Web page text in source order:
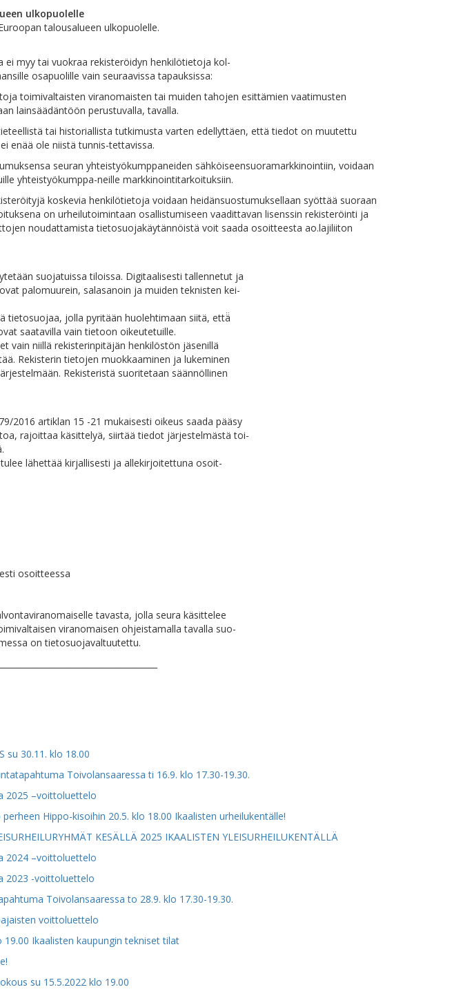
ulkopuolelle
talousalueen ulkopuolelle.
ei myy tai vuokraa rekisteröidyn henkilötietoja kol-
osapuolille vain seuraavissa tapauksissa:
toimivaltaisten viranomaisten tai muiden tahojen esittämien vaatimusten
lainsäädäntöön perustuvalla, tavalla.
tai historiallista tutkimusta varten edellyttäen, että tiedot on muutettu
enää ole niistä tunnis-tettavissa.
seuran yhteistyökumppaneiden sähköiseensuoramarkkinointiin, voidaan
yhteistyökumppa-neille markkinointitarkoituksiin.
koskevia henkilötietoja voidaan heidänsuostumuksellaan syöttää suoraan
on urheilutoimintaan osallistumiseen vaadittavan lisenssin rekisteröinti ja
noudattamista tietosuojakäytännöistä voit saada osoitteesta ao.lajiliiton
suojatuissa tiloissa. Digitaalisesti tallennetut ja
palomuurein, salasanoin ja muiden teknisten kei-
tietosuojaa, jolla pyritään huolehtimaan siitä, että̈
saatavilla vain tietoon oikeutetuille.
vain niillä rekisterinpitäjän henkilöstön jäsenillä
Rekisterin tietojen muokkaaminen ja lukeminen
Rekisteristä suoritetaan säännöllinen
2016 artiklan 15 -21 mukaisesti oikeus saada pääsy
rajoittaa käsittelyä, siirtää tiedot järjestelmästä toi-
lähettää kirjallisesti ja allekirjoitettuna osoit-
osoitteessa
tavasta, jolla seura käsittelee
viranomaisen ohjeistamalla tavalla suo-
on tietosuojavaltuutettu.
su 30.11. klo 18.00
Toivolansaaressa ti 16.9. klo 17.30-19.30.
2025 –voittoluettelo
Hippo-kisoihin 20.5. klo 18.00 Ikaalisten urheilukentälle!
KESÄLLÄ 2025 IKAALISTEN YLEISURHEILUKENTÄLLÄ
2024 –voittoluettelo
2023 -voittoluettelo
Toivolansaaressa to 28.9. klo 17.30-19.30.
voittoluettelo
19.00 Ikaalisten kaupungin tekniset tilat
su 15.5.2022 klo 19.00